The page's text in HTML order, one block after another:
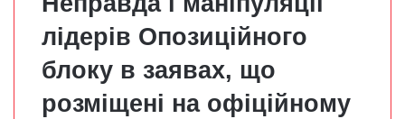
лідерів Опозиційного
блоку в заявах, що
розміщені на офіційному